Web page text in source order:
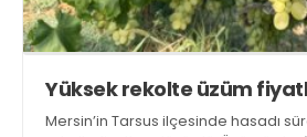
Yüksek rekolte üzüm
Mersin’in Tarsus ilçesinde hasadı